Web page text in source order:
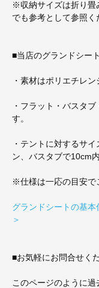
※収納サイズは折り畳
でも参考として参照
■当店のグランドシー
・素材はポリエチレ
・フラット・バスタ
す。
・テントに対するサ
ン、バスタブで10cm
※仕様は一応の目安で
グランドシートの基
＞
■お気軽にお問合せく
このページのように